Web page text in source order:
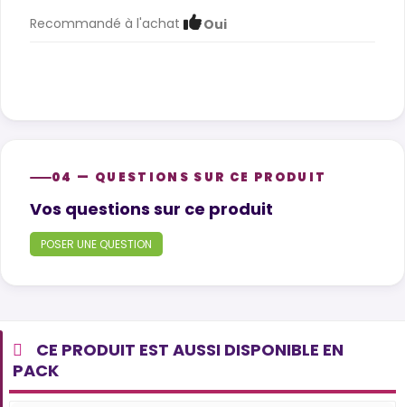
Recommandé à l'achat Oui
04 — QUESTIONS SUR CE PRODUIT
Product questions
Vos questions sur ce produit
POSER UNE QUESTION
CE PRODUIT EST AUSSI DISPONIBLE EN
PACK